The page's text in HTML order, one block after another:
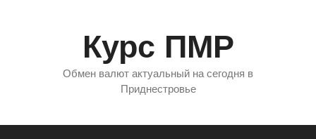
Курс ПМР
Обмен валют актуальный на сегодня в
Приднестровье